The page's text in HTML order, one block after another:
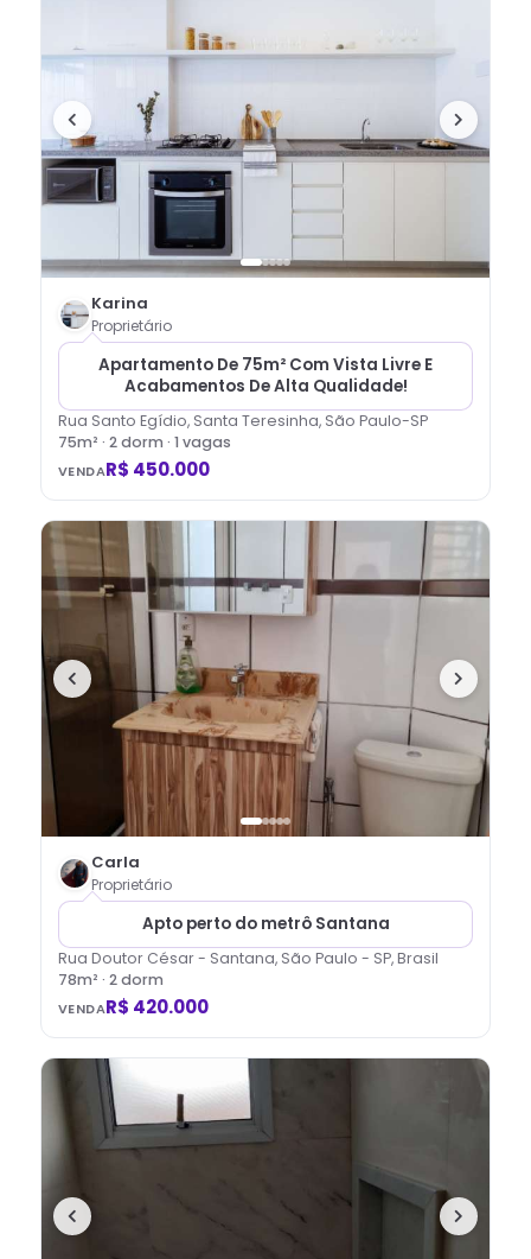
Karina
Proprietário
Apartamento De 75m² Com Vista Livre E
Acabamentos De Alta Qualidade!
Rua Santo Egídio, Santa Teresinha, São Paulo-SP
75m² · 2dorm · 1 vagas
VENDAR$ 450.000
Carla
Proprietário
Apto perto do metrô Santana
Rua Doutor César - Santana, São Paulo - SP, Brasil
78m² · 2dorm
VENDAR$ 420.000